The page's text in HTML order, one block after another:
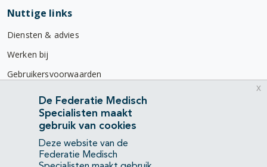
Nuttige links
Diensten & advies
Werken bij
Gebruikersvoorwaarden
Privacyverklaring
Contact
Mercatorlaan 1200
3528 BL Utrecht
De Federatie Medisch
Specialisten maakt
gebruik van cookies
Deze website van de
Federatie Medisch
x